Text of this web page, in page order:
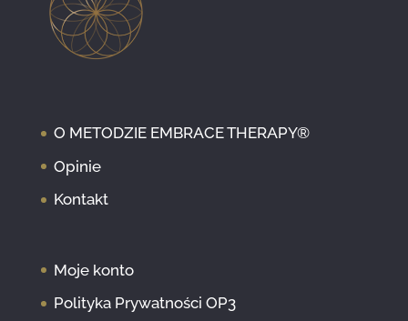
O METODZIE EMBRACE THERAPY®
Opinie
Kontakt
Moje konto
Polityka Prywatności OP3